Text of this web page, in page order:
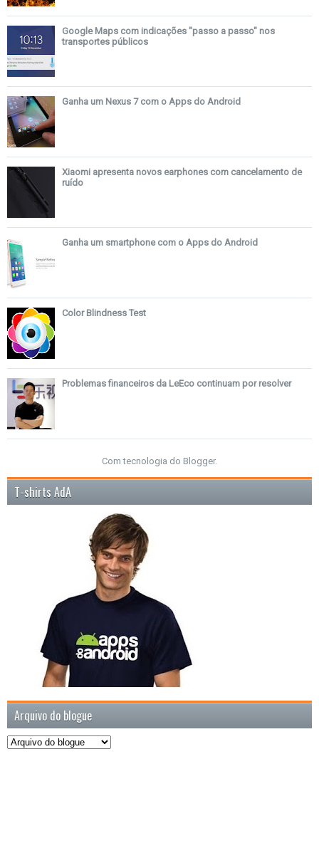
Google Maps com indicações "passo a passo" nos
transportes públicos
Ganha um Nexus 7 com o Apps do Android
Xiaomi apresenta novos earphones com cancelamento de
ruído
Ganha um smartphone com o Apps do Android
Color Blindness Test
Problemas financeiros da LeEco continuam por resolver
Com tecnologia do Blogger.
T-shirts AdA
Arquivo do blogue